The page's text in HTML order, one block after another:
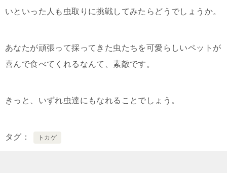
いといった人も虫取りに挑戦してみたらどうでしょうか。
あなたが頑張って採ってきた虫たちを可愛らしいペットが
喜んで食べてくれるなんて、素敵です。
きっと、いずれ虫達にもなれることでしょう。
タグ トカゲ